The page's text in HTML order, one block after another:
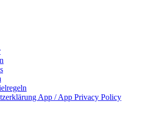
App / App Privacy Policy